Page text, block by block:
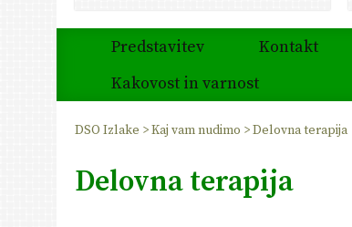
Predstavitev Kontakt
Kakovost in varnost
DSO Izlake >Kaj vam nudimo >Delovna terapija
Delovna terapija